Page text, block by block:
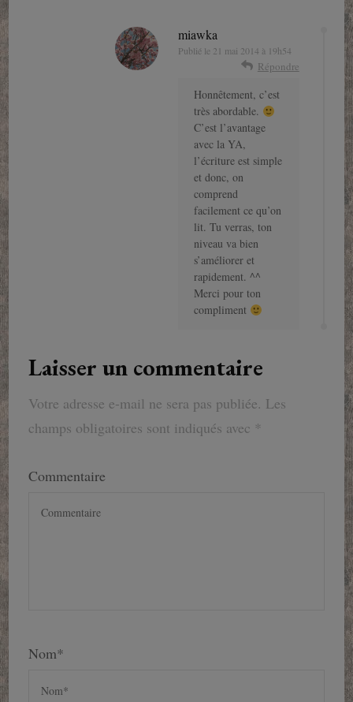
miawka
Publié le 21 mai 2014 à 19h54
Répondre
Honnêtement, c’est
très abordable.
C’est l’avantage
avec la YA,
l’écriture est simple
et donc, on
comprend
facilement ce qu’on
lit. Tu verras, ton
niveau va bien
s’améliorer et
rapidement. ^^
Merci pour ton
compliment
Laisser un commentaire
Votre adresse e-mail ne sera pas publiée. Les
champs obligatoires sont indiqués avec *
Commentaire
Nom*